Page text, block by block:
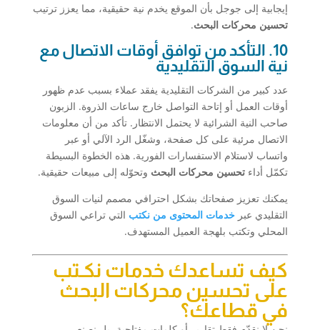
إيجابية إلى جوجل بأن الموقع يخدم نية حقيقية، مما يعزز ترتيب
تحسين محركات البحث.
10. التأكد من توافق أوقات الاتصال مع
نية السوق التقليدية
عدد كبير من الشركات التقليدية يفقد عملاء بسبب عدم ظهور
أوقات العمل أو إتاحة التواصل خارج ساعات الذروة. الزبون
صاحب النية الشرائية لا يحتمل الانتظار. تأكد من أن معلومات
الاتصال مرئية على كل صفحة، وشغّل الرد الآلي أو عبر
واتساب لاستلام الاستفسارات الفورية. هذه الخطوة البسيطة
تكمّل أداء تحسين محركات البحث وتحوّله إلى مبيعات حقيقية.
يمكنك تعزيز صفحاتك بشكل احترافي مصمم لنيات السوق
التقليدي عبر خدمات المحتوى من نكتب التي تراعي السوق
المحلي وتكتب بلهجة العميل المستهدف.
كيف تساعدك خدمات نكـتب
على تحسين محركات البحث
في قطاعك؟